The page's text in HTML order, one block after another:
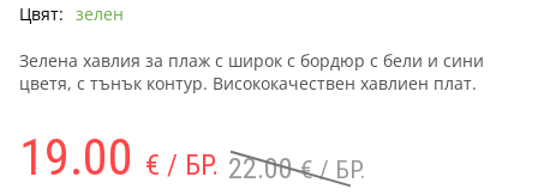
Цвят: зелен
Зелена хавлия за плаж с широк с бордюр с бели и сини
цветя, с тънък контур. Висококачествен хавлиен плат.
19.00 € / БР. 22.00€ / БР.